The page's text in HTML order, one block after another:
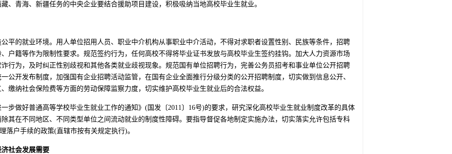
、青海、新疆任务的中央企业要结合援助项目建设，积极吸纳当地高校毕业生就业。
平的就业环境。用人单位招用人员、职业中介机构从事职业中介活动，不得对求职者设置性别、民族等条件，招聘
户籍等作为限制性要求。规范签约行为，任何高校不得将毕业证书发放与高校毕业生签约挂钩。加大人力资源市场
行为，及时纠正性别歧视和其他各类就业歧视现象。规范国有单位招聘行为，完善公务员招考和事业单位公开招聘
公开发布制度，加强国有企业招聘活动监管，在国有企业全面推行分级分类的公开招聘制度，切实做到信息公开、
缴纳社会保险费等方面的劳动保障监察力度，切实维护高校毕业生就业后的合法权益。
步做好普通高等学校毕业生就业工作的通知》(国发〔2011〕16号)的要求，研究深化高校毕业生就业制度改革的具体
其在不同地区、不同类型单位之间流动就业的制度性障碍。要指导督促各地制定实施办法，切实落实允许包括专科
落户手续的政策(直辖市按有关规定执行)。
社会发展需要